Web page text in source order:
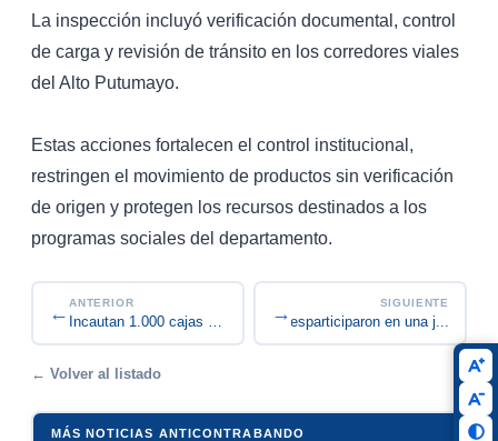
La inspección incluyó verificación documental, control
de carga y revisión de tránsito en los corredores viales
del Alto Putumayo.
Estas acciones fortalecen el control institucional,
restringen el movimiento de productos sin verificación
de origen y protegen los recursos destinados a los
programas sociales del departamento.
← ANTERIOR SIGUIENTE
Estudiantes de Unicervantesparticiparon en una j...
→
← Volver al listado
MÁS NOTICIAS ANTICONTRABANDO